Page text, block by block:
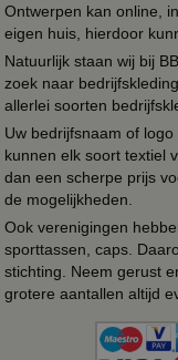
Ontwerpen kan online,
eigen huis, hierdoor
Natuurlijk staan wij bij
zoek naar
allerlei soorten
Uw bedrijfsnaam of
kunnen elk soort textiel
dan een scherpe prijs
de mogelijkheden.
Ook verenigingen
sporttassen, caps.
stichting. Neem gerust
grotere aantallen altijd